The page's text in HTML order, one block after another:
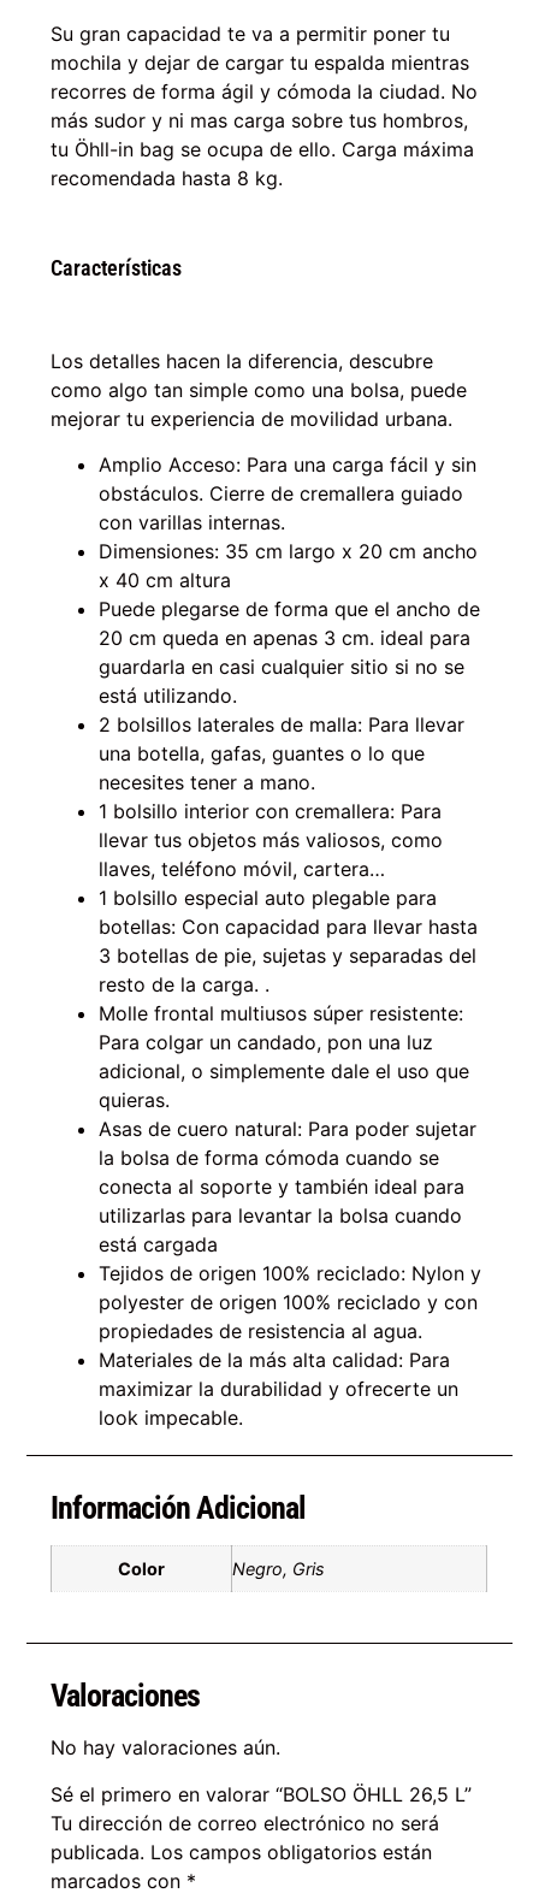
Su gran capacidad te va a permitir poner tu
mochila y dejar de cargar tu espalda mientras
recorres de forma ágil y cómoda la ciudad. No
más sudor y ni mas carga sobre tus hombros,
tu Öhll-in bag se ocupa de ello. Carga máxima
recomendada hasta 8 kg.
Características
Los detalles hacen la diferencia, descubre
como algo tan simple como una bolsa, puede
mejorar tu experiencia de movilidad urbana.
Amplio Acceso: Para una carga fácil y sin
obstáculos. Cierre de cremallera guiado
con varillas internas.
Dimensiones: 35 cm largo x 20 cm ancho
x 40 cm altura
Puede plegarse de forma que el ancho de
20 cm queda en apenas 3 cm. ideal para
guardarla en casi cualquier sitio si no se
está utilizando.
2 bolsillos laterales de malla: Para llevar
una botella, gafas, guantes o lo que
necesites tener a mano.
1 bolsillo interior con cremallera: Para
llevar tus objetos más valiosos, como
llaves, teléfono móvil, cartera…
1 bolsillo especial auto plegable para
botellas: Con capacidad para llevar hasta
3 botellas de pie, sujetas y separadas del
resto de la carga. .
Molle frontal multiusos súper resistente:
Para colgar un candado, pon una luz
adicional, o simplemente dale el uso que
quieras.
Asas de cuero natural: Para poder sujetar
la bolsa de forma cómoda cuando se
conecta al soporte y también ideal para
utilizarlas para levantar la bolsa cuando
está cargada
Tejidos de origen 100% reciclado: Nylon y
polyester de origen 100% reciclado y con
propiedades de resistencia al agua.
Materiales de la más alta calidad: Para
maximizar la durabilidad y ofrecerte un
look impecable.
Información Adicional
Color Negro, Gris
Valoraciones
No hay valoraciones aún.
Sé el primero en valorar “BOLSO ÖHLL 26,5 L”
Tu dirección de correo electrónico no será
publicada. Los campos obligatorios están
marcados con *